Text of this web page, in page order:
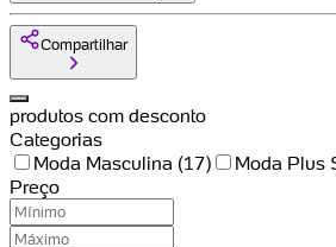
Compartilhar
produtos com desconto
Categorias
Moda Masculina (17) Moda Plus
Preço